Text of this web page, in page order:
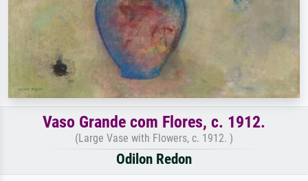
Vaso Grande com Flores, c. 1912.
(Large Vase with Flowers, c. 1912. )
Odilon Redon